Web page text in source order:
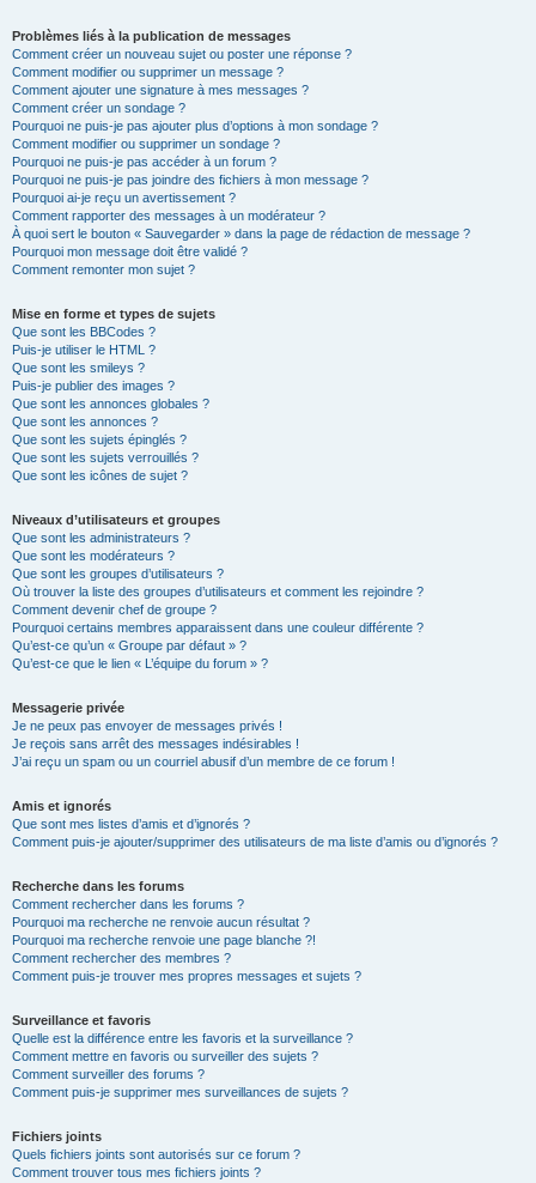
Problèmes liés à la publication de messages
Comment créer un nouveau sujet ou poster une réponse ?
Comment modifier ou supprimer un message ?
Comment ajouter une signature à mes messages ?
Comment créer un sondage ?
Pourquoi ne puis-je pas ajouter plus d’options à mon sondage ?
Comment modifier ou supprimer un sondage ?
Pourquoi ne puis-je pas accéder à un forum ?
Pourquoi ne puis-je pas joindre des fichiers à mon message ?
Pourquoi ai-je reçu un avertissement ?
Comment rapporter des messages à un modérateur ?
À quoi sert le bouton « Sauvegarder » dans la page de rédaction de message ?
Pourquoi mon message doit être validé ?
Comment remonter mon sujet ?
Mise en forme et types de sujets
Que sont les BBCodes ?
Puis-je utiliser le HTML ?
Que sont les smileys ?
Puis-je publier des images ?
Que sont les annonces globales ?
Que sont les annonces ?
Que sont les sujets épinglés ?
Que sont les sujets verrouillés ?
Que sont les icônes de sujet ?
Niveaux d’utilisateurs et groupes
Que sont les administrateurs ?
Que sont les modérateurs ?
Que sont les groupes d’utilisateurs ?
Où trouver la liste des groupes d’utilisateurs et comment les rejoindre ?
Comment devenir chef de groupe ?
Pourquoi certains membres apparaissent dans une couleur différente ?
Qu’est-ce qu’un « Groupe par défaut » ?
Qu’est-ce que le lien « L’équipe du forum » ?
Messagerie privée
Je ne peux pas envoyer de messages privés !
Je reçois sans arrêt des messages indésirables !
J’ai reçu un spam ou un courriel abusif d’un membre de ce forum !
Amis et ignorés
Que sont mes listes d’amis et d’ignorés ?
Comment puis-je ajouter/supprimer des utilisateurs de ma liste d’amis ou d’ignorés ?
Recherche dans les forums
Comment rechercher dans les forums ?
Pourquoi ma recherche ne renvoie aucun résultat ?
Pourquoi ma recherche renvoie une page blanche ?!
Comment rechercher des membres ?
Comment puis-je trouver mes propres messages et sujets ?
Surveillance et favoris
Quelle est la différence entre les favoris et la surveillance ?
Comment mettre en favoris ou surveiller des sujets ?
Comment surveiller des forums ?
Comment puis-je supprimer mes surveillances de sujets ?
Fichiers joints
Quels fichiers joints sont autorisés sur ce forum ?
Comment trouver tous mes fichiers joints ?